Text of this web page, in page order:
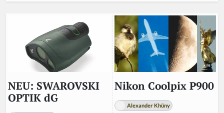
NEU: SWAROVSKI
OPTIK dG
Nikon Coolpix P900
Alexander Khüny